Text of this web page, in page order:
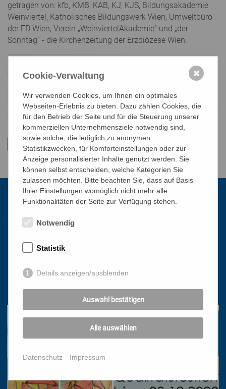
getragen von: kfb, KMB, KAB, KJ, KJS, Bildungsakademie
Weinviertel, Katholisches Bildungswerk Wien, Umweltbüro
der ED Wien, Verein „WeinviertelAkademie“ und „der
Sonntag“ - die Kirchenzeitung der Erzdiözese Wien.
Aufzeichungen und Rückblick
Weinviertelakademien, die Sie hiernachsehen können.
mz/mz
Katholisches Bildungswerk Wien
01/51 552-3320
office@bildungswerk.at
Cookie-Verwaltung
Wir verwenden Cookies, um Ihnen ein optimales
Webseiten-Erlebnis zu bieten. Dazu zählen Cookies, die
für den Betrieb der Seite und für die Steuerung unserer
kommerziellen Unternehmensziele notwendig sind,
sowie solche, die lediglich zu anonymen
Statistikzwecken, für Komforteinstellungen oder zur
Anzeige personalisierter Inhalte genutzt werden. Sie
können selbst entscheiden, welche Kategorien Sie
zulassen möchten. Bitte beachten Sie, dass auf Basis
Ihrer Einstellungen womöglich nicht mehr alle
Funktionalitäten der Seite zur Verfügung stehen.
Notwendig
Statistik
Details anzeigen/ausblenden
Auswahl bestätigen
Alle auswählen
Datenschutz Impressum
✖